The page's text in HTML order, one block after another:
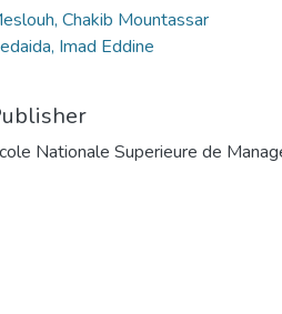
Chakib Mountassar
Imad Eddine
Nationale Superieure de